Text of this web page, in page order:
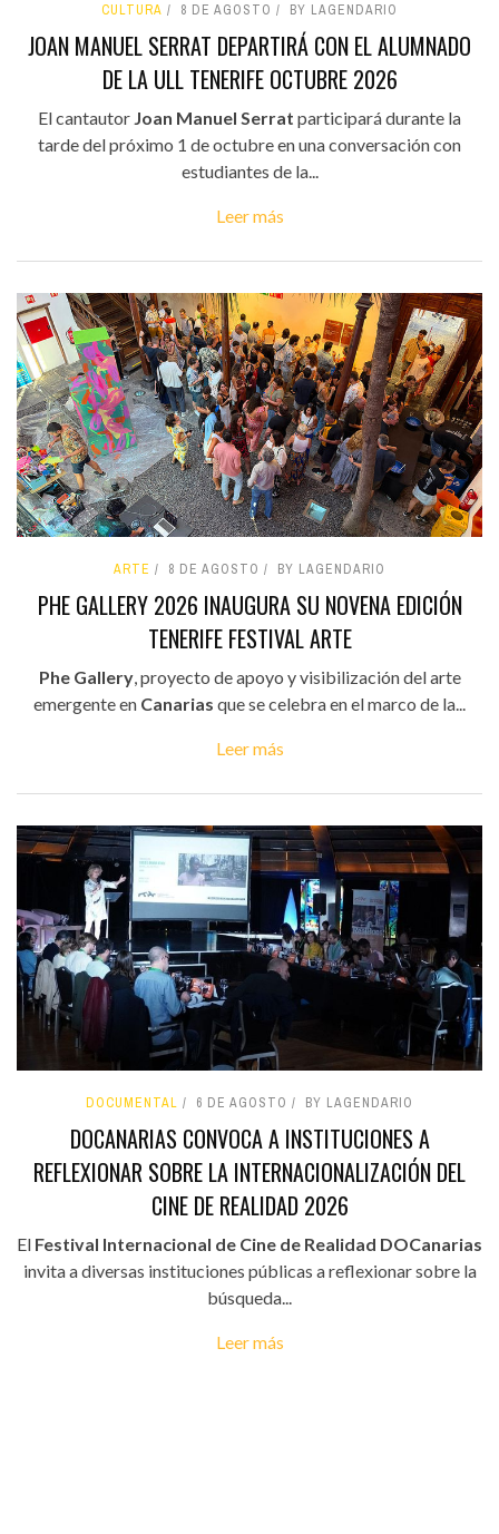
CULTURA 8 DE AGOSTO BY LAGENDARIO
JOAN MANUEL SERRAT DEPARTIRÁ CON EL ALUMNADO
DE LA ULL TENERIFE OCTUBRE 2026
El cantautor Joan Manuel Serrat participará durante la
tarde del próximo 1 de octubre en una conversación con
estudiantes de la...
Leer más
ARTE 8 DE AGOSTO BY LAGENDARIO
PHE GALLERY 2026 INAUGURA SU NOVENA EDICIÓN
TENERIFE FESTIVAL ARTE
Phe Gallery, proyecto de apoyo y visibilización del arte
emergente en Canarias que se celebra en el marco de la...
Leer más
DOCUMENTAL 6 DE AGOSTO BY LAGENDARIO
DOCANARIAS CONVOCA A INSTITUCIONES A
REFLEXIONAR SOBRE LA INTERNACIONALIZACIÓN DEL
CINE DE REALIDAD 2026
El Festival Internacional de Cine de Realidad DOCanarias
invita a diversas instituciones públicas a reflexionar sobre la
búsqueda...
Leer más